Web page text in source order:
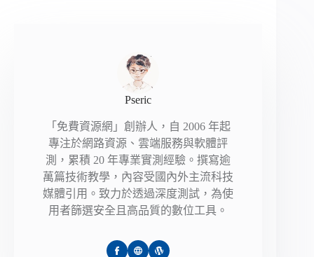
Pseric
「免費資源網」創辦人，自 2006 年起
專注於網路資源、雲端服務與軟體評
測，累積 20 年專業實測經驗。撰寫逾
萬篇技術教學，內容受國內外主流科技
媒體引用。致力於透過深度測試，為使
用者篩選安全且高品質的數位工具。